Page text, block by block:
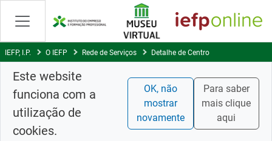
Skip
Content
IEFP, I.P. O IEFP Rede de Serviços Detalhe de Centro
Este website
funciona com a
utilização de
cookies.
OK, não
mostrar
novamente
Para saber
mais clique
aqui